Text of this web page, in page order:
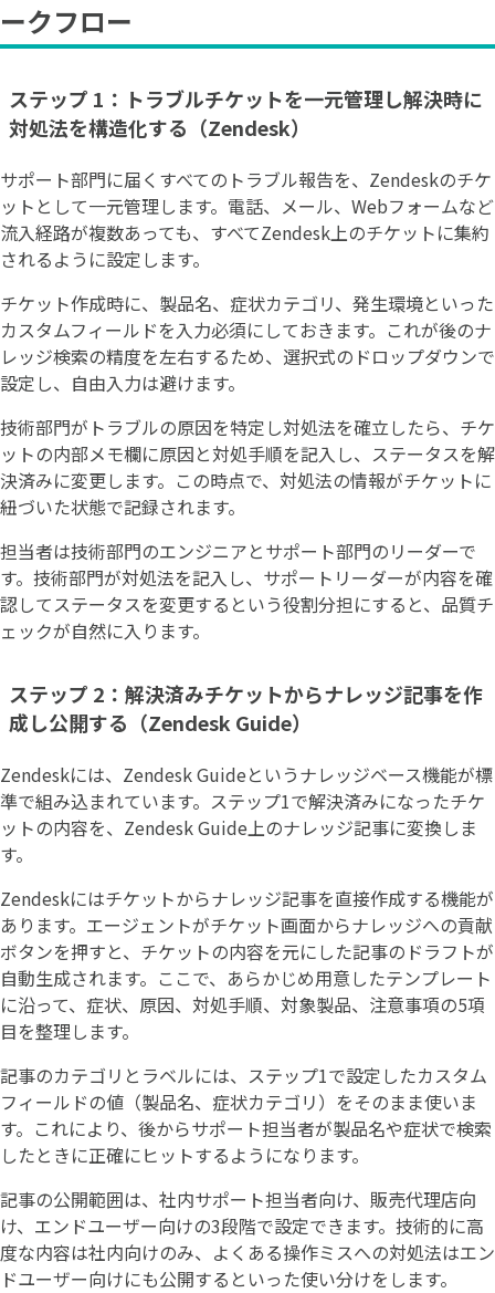
ークフロー
ステップ 1：トラブルチケットを一元管理し解決時に
対処法を構造化する（Zendesk）
サポート部門に届くすべてのトラブル報告を、Zendeskのチケ
ットとして一元管理します。電話、メール、Webフォームなど
流入経路が複数あっても、すべてZendesk上のチケットに集約
されるように設定します。
チケット作成時に、製品名、症状カテゴリ、発生環境といった
カスタムフィールドを入力必須にしておきます。これが後のナ
レッジ検索の精度を左右するため、選択式のドロップダウンで
設定し、自由入力は避けます。
技術部門がトラブルの原因を特定し対処法を確立したら、チケ
ットの内部メモ欄に原因と対処手順を記入し、ステータスを解
決済みに変更します。この時点で、対処法の情報がチケットに
紐づいた状態で記録されます。
担当者は技術部門のエンジニアとサポート部門のリーダーで
す。技術部門が対処法を記入し、サポートリーダーが内容を確
認してステータスを変更するという役割分担にすると、品質チ
ェックが自然に入ります。
ステップ 2：解決済みチケットからナレッジ記事を作
成し公開する（Zendesk Guide）
Zendeskには、Zendesk Guideというナレッジベース機能が標
準で組み込まれています。ステップ1で解決済みになったチケ
ットの内容を、Zendesk Guide上のナレッジ記事に変換しま
す。
Zendeskにはチケットからナレッジ記事を直接作成する機能が
あります。エージェントがチケット画面からナレッジへの貢献
ボタンを押すと、チケットの内容を元にした記事のドラフトが
自動生成されます。ここで、あらかじめ用意したテンプレート
に沿って、症状、原因、対処手順、対象製品、注意事項の5項
目を整理します。
記事のカテゴリとラベルには、ステップ1で設定したカスタム
フィールドの値（製品名、症状カテゴリ）をそのまま使いま
す。これにより、後からサポート担当者が製品名や症状で検索
したときに正確にヒットするようになります。
記事の公開範囲は、社内サポート担当者向け、販売代理店向
け、エンドユーザー向けの3段階で設定できます。技術的に高
度な内容は社内向けのみ、よくある操作ミスへの対処法はエン
ドユーザー向けにも公開するといった使い分けをします。